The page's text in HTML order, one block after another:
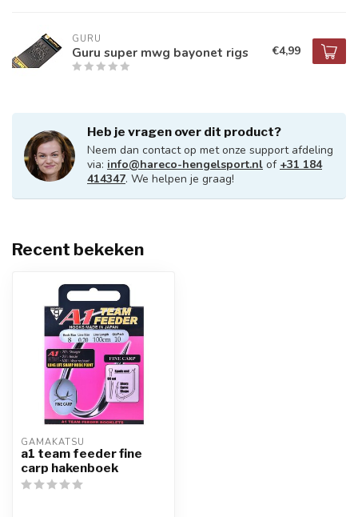
GURU
Guru super mwg bayonet rigs €4,99
Heb je vragen over dit product?
Neem dan contact op met onze support afdeling
via: info@hareco-hengelsport.nl of +31 184
414347. We helpen je graag!
Recent bekeken
GAMAKATSU
a1 team feeder fine
carp hakenboek